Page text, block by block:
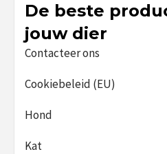
De beste
jouw dier
Contacteer ons
Cookiebeleid (EU)
Hond
Kat